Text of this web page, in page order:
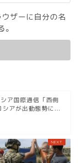
ザーに自分の名
ア国際通信「西側
アが出動態勢に...